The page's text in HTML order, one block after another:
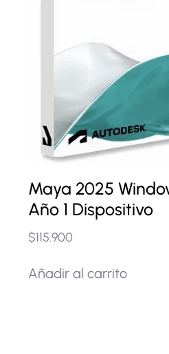
Maya 2025
Año 1 Dispositivo
$115.900
Añadir al carrito